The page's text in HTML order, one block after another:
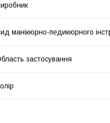
манікюрно-педикюрного
застосування